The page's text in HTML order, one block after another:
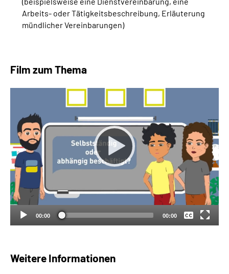
Arbeits- oder Tätigkeitsbeschreibung, Erläuterung
mündlicher Vereinbarungen)
Film zum Thema
00:00 00:00
Keine
Deutsch
Weitere Informationen